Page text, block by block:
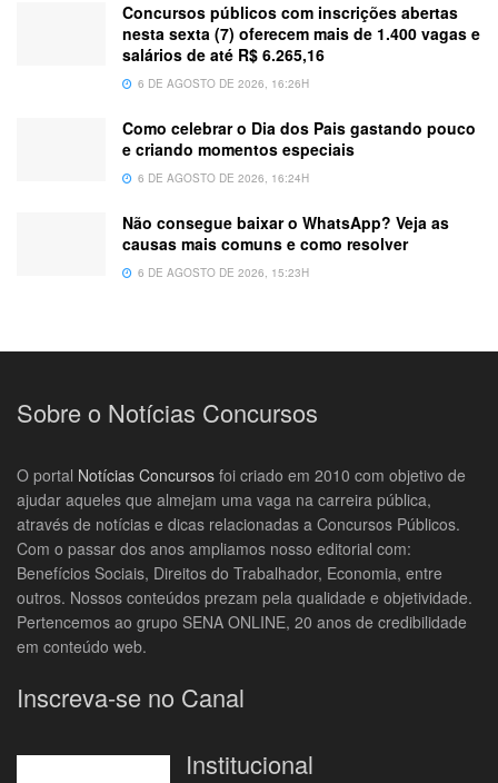
Concursos públicos com inscrições abertas
nesta sexta (7) oferecem mais de 1.400 vagas e
salários de até R$ 6.265,16
6 DE AGOSTO DE 2026, 16:26H
Como celebrar o Dia dos Pais gastando pouco
e criando momentos especiais
6 DE AGOSTO DE 2026, 16:24H
Não consegue baixar o WhatsApp? Veja as
causas mais comuns e como resolver
6 DE AGOSTO DE 2026, 15:23H
Sobre o Notícias Concursos
O portal Notícias Concursos foi criado em 2010 com objetivo de
ajudar aqueles que almejam uma vaga na carreira pública,
através de notícias e dicas relacionadas a Concursos Públicos.
Com o passar dos anos ampliamos nosso editorial com:
Benefícios Sociais, Direitos do Trabalhador, Economia, entre
outros. Nossos conteúdos prezam pela qualidade e objetividade.
Pertencemos ao grupo SENA ONLINE, 20 anos de credibilidade
em conteúdo web.
Inscreva-se no Canal
Institucional